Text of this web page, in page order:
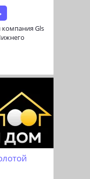
компания Gls